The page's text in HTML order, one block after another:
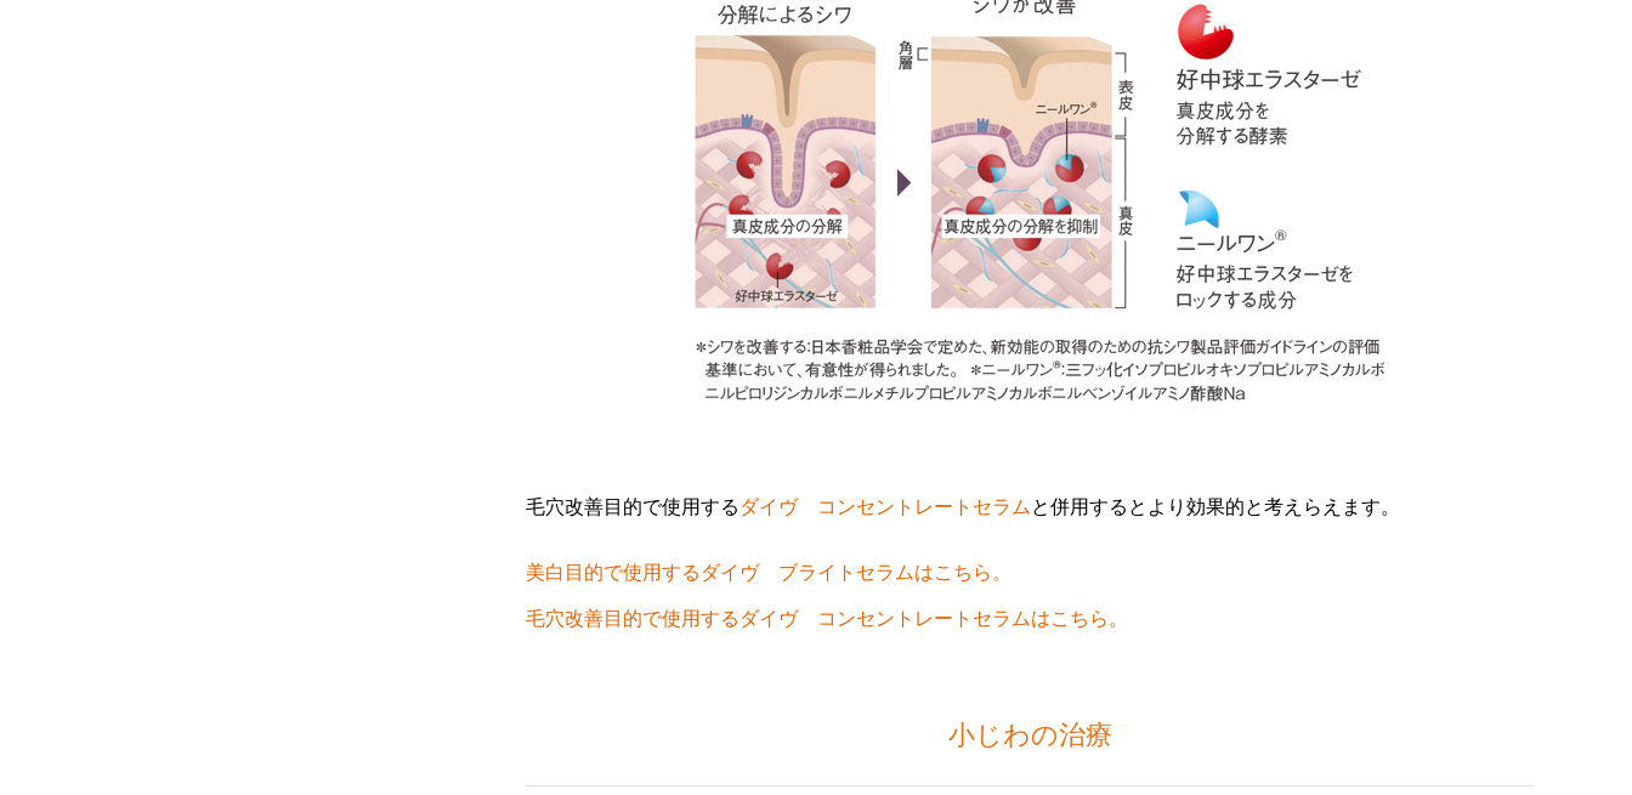
毛穴改善目的で使用する ダイヴ コンセントレートセラム と併用するとより効果的と考えらえます。
美白目的で使用するダイヴ ブライトセラムはこちら。
毛穴改善目的で使用するダイヴ コンセントレートセラムはこちら。
小じわの治療